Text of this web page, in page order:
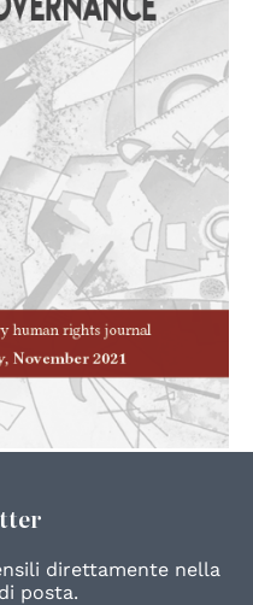
direttamente nella
posta.